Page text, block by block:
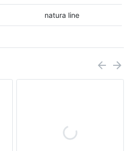
natura line